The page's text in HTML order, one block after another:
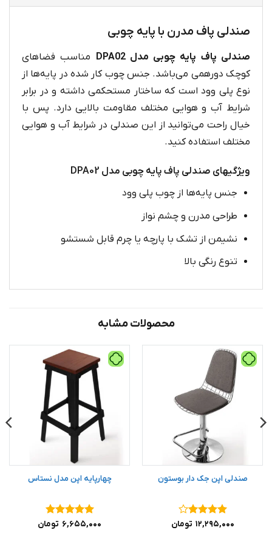
صندلی پاف مدرن با پایه چوبی
صندلی پاف پایه چوبی مدل DPA02
مناسب فضاهای
کوچک دورهمی می‌باشد. جنس چوب کار شده در پایه‌ها از
نوع پلی وود است که ساختار مستحکمی داشته و در برابر
شرایط آب و هوایی مختلف مقاومت بالایی دارد. پس با
خیال راحت می‌توانید از این صندلی در شرایط آب و هوایی
مختلف استفاده کنید.
ویژگیهای صندلی پاف پایه چوبی مدل DPA02
جنس پایه‌ها از چوب پلی وود
طراحی مدرن و چشم نواز
نشیمن از تشک با پارچه یا چرم قابل شستشو
تنوع رنگی بالا
محصولات مشابه
صندلی اپن جک دار بوستون
نمره۴
۱۲,۲۹۵,۰۰۰ تومان
چهارپایه اپن مدل نستاس
نمره۵از۶,۶۵۵,۰۰۰ تومان